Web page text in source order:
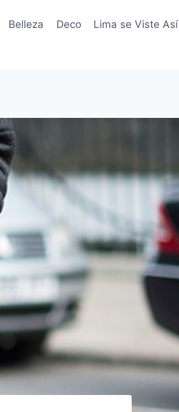
Belleza Deco Lima se Viste Así